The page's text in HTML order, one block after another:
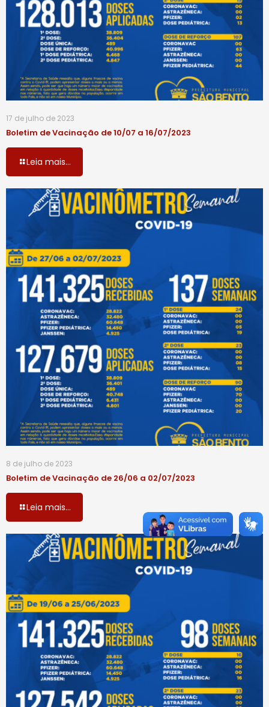
17 de julho de 2023
Boletim de Vacinação de 10/07 a 16/07/2023
Leia mais...
8 de julho de 2023
Boletim de Vacinação de 26/06 a 02/07/2023
Leia mais...